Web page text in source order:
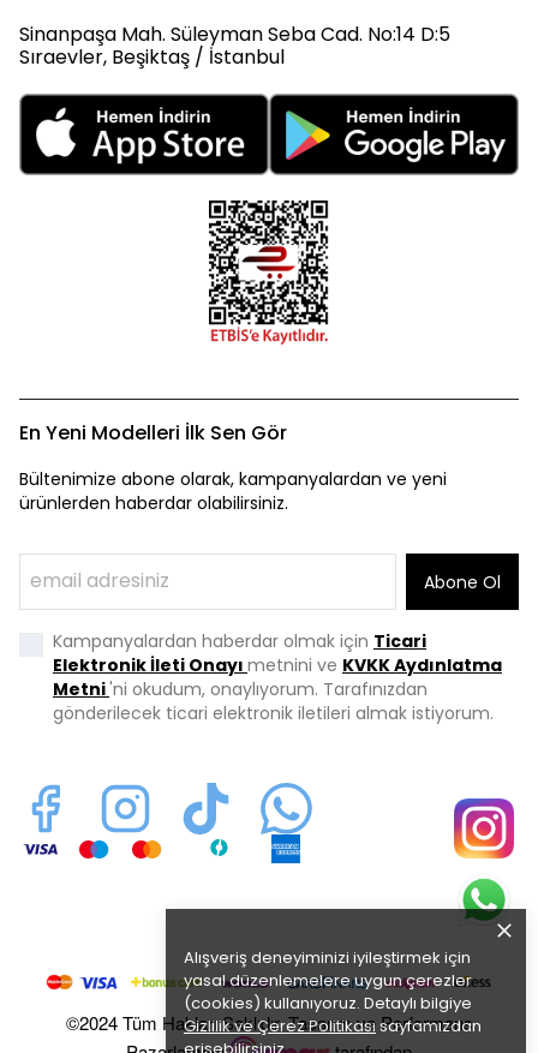
Alışveriş deneyiminizi iyileştirmek için
yasal düzenlemelere uygun çerezler
(cookies) kullanıyoruz. Detaylı bilgiye
Gizlilik ve Çerez Politikasısayfamızdan
Sinanpaşa Mah. Süleyman Seba Cad. No:14 D:5
Sıraevler, Beşiktaş / İstanbul
En Yeni Modelleri İlk Sen Gör
Bültenimize abone olarak, kampanyalardan ve yeni
ürünlerden haberdar olabilirsiniz.
Abone Ol
Kampanyalardan haberdar olmak için Ticari
Elektronik İleti Onayı metnini ve KVKK Aydınlatma
Metni'ni okudum, onaylıyorum. Tarafınızdan
gönderilecek ticari elektronik iletileri almak istiyorum.
©2024 Tüm Hakları Saklıdır. Tasarım ve Performans